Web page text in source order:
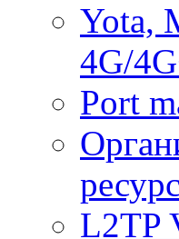
Yota,
4G/
Port
L2TP